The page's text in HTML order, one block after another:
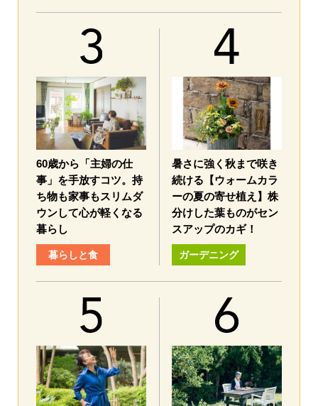
60歳から「主婦の仕
事」を手放すコツ。持
ち物も家事もスリムダ
ウンして心が軽くなる
暮らし
暮らしと食
暑さに強く秋まで咲き
続ける【ウォームカラ
ーの夏の寄せ植え】株
分けした葉ものがセン
スアップのカギ！
ガーデニング